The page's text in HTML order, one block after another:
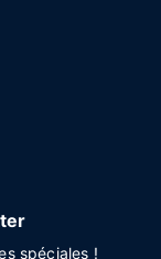
spéciales !